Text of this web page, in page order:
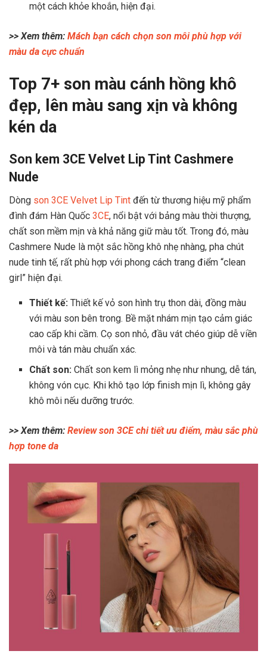
một cách khỏe khoắn, hiện đại.
>> Xem thêm: Mách bạn cách chọn son môi phù hợp với
màu da cực chuẩn
Top 7+ son màu cánh hồng khô
đẹp, lên màu sang xịn và không
kén da
Son kem 3CE Velvet Lip Tint Cashmere
Nude
Dòng son 3CE Velvet Lip Tint đến từ thương hiệu mỹ phẩm
đình đám Hàn Quốc 3CE, nổi bật với bảng màu thời thượng,
chất son mềm mịn và khả năng giữ màu tốt. Trong đó, màu
Cashmere Nude là một sắc hồng khô nhẹ nhàng, pha chút
nude tinh tế, rất phù hợp với phong cách trang điểm “clean
girl” hiện đại.
Thiết kế: Thiết kế vỏ son hình trụ thon dài, đồng màu
với màu son bên trong. Bề mặt nhám mịn tạo cảm giác
cao cấp khi cầm. Cọ son nhỏ, đầu vát chéo giúp dễ viền
môi và tán màu chuẩn xác.
Chất son: Chất son kem lì mỏng nhẹ như nhung, dễ tán,
không vón cục. Khi khô tạo lớp finish mịn lì, không gây
khô môi nếu dưỡng trước.
>> Xem thêm: Review son 3CE chi tiết ưu điểm, màu sắc phù
hợp tone da